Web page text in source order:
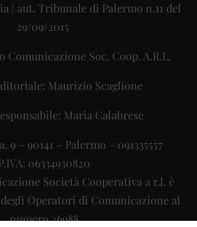
| aut. Tribunale di Palermo n.11 del
29/09/2015
Comunicazione Soc. Coop. A.R.L.
Maurizio Scaglione
Maria Calabrese
9 – 90141 – Palermo – 091335557
P.IVA: 06334930820
Società Cooperativa a r.l. è
Operatori di Comunicazione al
numero 26988